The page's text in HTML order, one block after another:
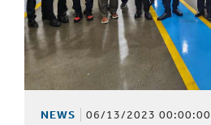
NEWS 06/13/2023 00:00:00